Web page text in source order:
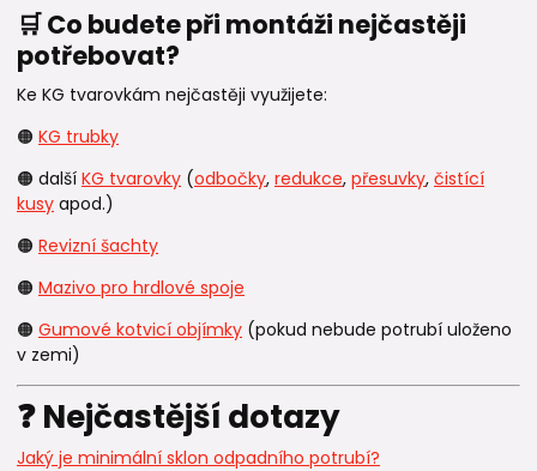
🛒 Co budete při montáži nejčastěji
potřebovat?
Ke KG tvarovkám nejčastěji využijete:
🟠 KG trubky
🟠 další KG tvarovky (odbočky, redukce, přesuvky, čistící
kusy apod.)
🟠 Revizní šachty
🟠 Mazivo pro hrdlové spoje
🟠 Gumové kotvicí objímky (pokud nebude potrubí uloženo
v zemi)
❓ Nejčastější dotazy
Jaký je minimální sklon odpadního potrubí?